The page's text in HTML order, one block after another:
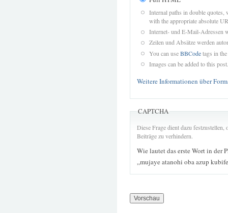
Internal paths in double quotes,
with the appropriate absolute
Internet- und E-Mail-Adressen
Zeilen und Absätze werden
You can useBBCodetags in
Images can be added to this post.
Weitere Informationen über
CAPTCHA
Diese Frage dient dazu
Beiträge zu verhindern.
Wie lautet das erste Wort in der
„mujaye atanohi oba azup